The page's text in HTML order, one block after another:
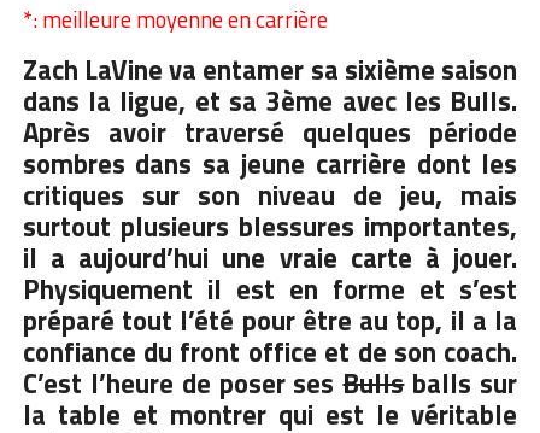
*: meilleure moyenne en carrière
Zach LaVine va entamer sa sixième saison
dans la ligue, et sa 3ème avec les Bulls.
Après avoir traversé quelques période
sombres dans sa jeune carrière dont les
critiques sur son niveau de jeu, mais
surtout plusieurs blessures importantes,
il a aujourd’hui une vraie carte à jouer.
Physiquement il est en forme et s’est
préparé tout l’été pour être au top, il a la
confiance du front office et de son coach.
C’est l’heure de poser sesBullsballs sur
la table et montrer qui est le véritable